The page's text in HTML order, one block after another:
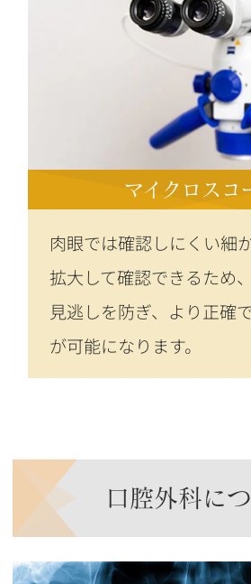
マイクロスコ
肉眼では確認しにくい細
拡大して確認できるため
見逃しを防ぎ、より正確
が可能になります。
口腔外科に